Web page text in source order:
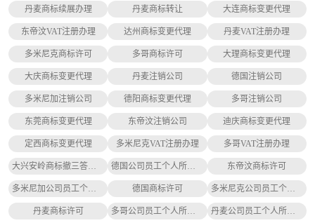
丹麦商标续展办理 丹麦商标转让 大连商标变更代理
东帝汶VAT注册办理 达州商标变更代理 丹麦VAT注册办理
多米尼克商标许可 多哥商标许可 大理商标变更代理
大庆商标变更代理 丹麦注销公司 德国注销公司
多米尼加注销公司 德阳商标变更代理 多哥注销公司
东莞商标变更代理 东帝汶注销公司 迪庆商标变更代理
定西商标变更代理 多米尼克VAT注册办理 多哥VAT注册办理
大兴安岭商标撤三答辩代办 德国公司员工个人所得税缴纳 东帝汶商标许可
多米尼加公司员工个人所得税缴纳 德国商标许可 多米尼克公司员工个人所得税缴纳
丹麦商标许可 多哥公司员工个人所得税缴纳 丹麦公司员工个人所得税缴纳